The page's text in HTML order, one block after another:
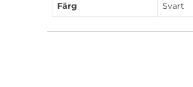
Färg Svart